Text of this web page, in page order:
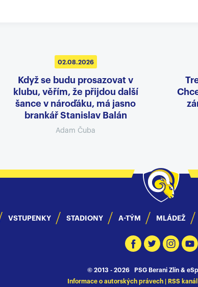
02.08.2026
Když se budu prosazovat v
klubu, věřím, že přijdou další
šance v nároďáku, má jasno
brankář Stanislav Balán
Adam Čuba
VSTUPENKY STADIONY A-TÝM MLÁDEŽ
© 2013 - 2026 PSG Berani Zlín &
Informace o autorských právech| RSS kanál